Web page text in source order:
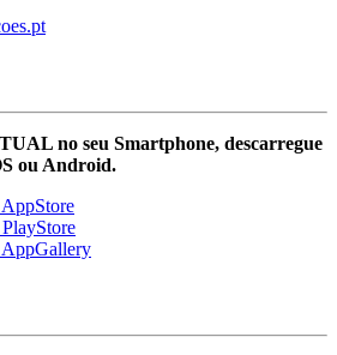
no seu Smartphone, descarregue
ou Android.